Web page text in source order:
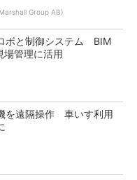
Group AB)
ボと制御システム BIM
場管理に活用
を遠隔操作 車いす利用